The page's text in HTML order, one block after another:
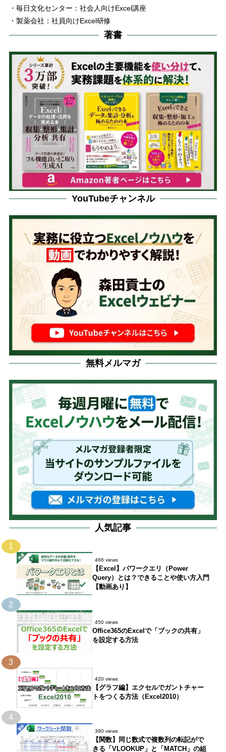
・毎日文化センター：社会人向けExcel講座
・製薬会社：社員向けExcel研修
著書
YouTubeチャンネル
無料メルマガ
人気記事
1
466 views
【Excel】パワークエリ（Power
Query）とは？できることや使い方入門
【動画あり】
2
450 views
Office365のExcelで「ブックの共有」
を設定する方法
3
420 views
【グラフ編】エクセルでガントチャー
トをつくる方法（Excel2010）
4
390 views
【関数】同じ数式で複数列の転記がで
きる「VLOOKUP」と「MATCH」の組